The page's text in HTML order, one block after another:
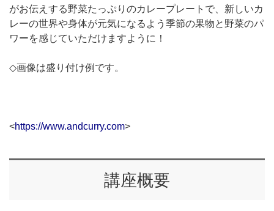
がお伝えする野菜たっぷりのカレープレートで、新しいカ
レーの世界や身体が元気になるよう季節の果物と野菜のパ
ワーを感じていただけますように！
◇画像は盛り付け例です。
<https://www.andcurry.com>
講座概要